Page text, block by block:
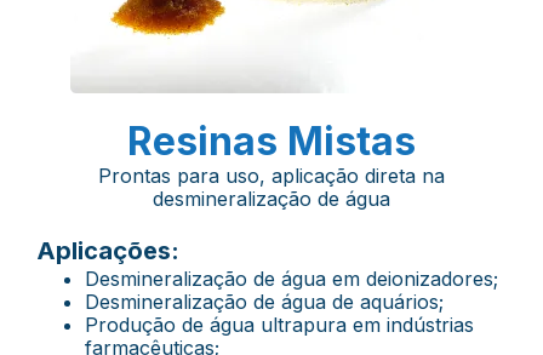
Resinas Mistas
Prontas para uso, aplicação direta na
desmineralização de água
Aplicações:
Desmineralização de água em deionizadores;
Desmineralização de água de aquários;
Produção de água ultrapura em indústrias
farmacêuticas;